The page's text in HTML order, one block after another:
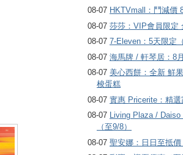
08-07 HKTVmall ：鬥減價
08-07 莎莎：VIP會員限定
08-07 7-Eleven：5天限定
08-07 海馬牌 / 軒琴居：8
08-07 美心西餅：全新 鮮
梭蛋糕
08-07 實惠 Pricerite：精
08-07 Living Plaza /
（至9/8）
08-07 聖安娜：日日至抵價